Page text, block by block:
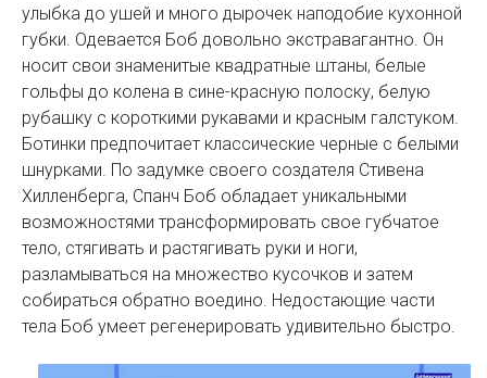
улыбка до ушей и много дырочек наподобие кухонной
губки. Одевается Боб довольно экстравагантно. Он
носит свои знаменитые квадратные штаны, белые
гольфы до колена в сине-красную полоску, белую
рубашку с короткими рукавами и красным галстуком.
Ботинки предпочитает классические черные с белыми
шнурками. По задумке своего создателя Стивена
Хилленберга, Спанч Боб обладает уникальными
возможностями трансформировать свое губчатое
тело, стягивать и растягивать руки и ноги,
разламываться на множество кусочков и затем
собираться обратно воедино. Недостающие части
тела Боб умеет регенерировать удивительно быстро.